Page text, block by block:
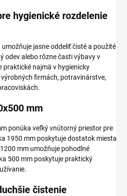
hygienické rozdelenie
jasne oddeliť čisté a použité
odev alebo rôzne časti výbavy v
praktické najmä v hygienicky
firmách, potravinárstve,
mm
ponúka veľký vnútorný priestor pre
1950 mm poskytuje dostatok miesta
mm umožňuje pohodlné
500 mm poskytuje praktický
čistenie